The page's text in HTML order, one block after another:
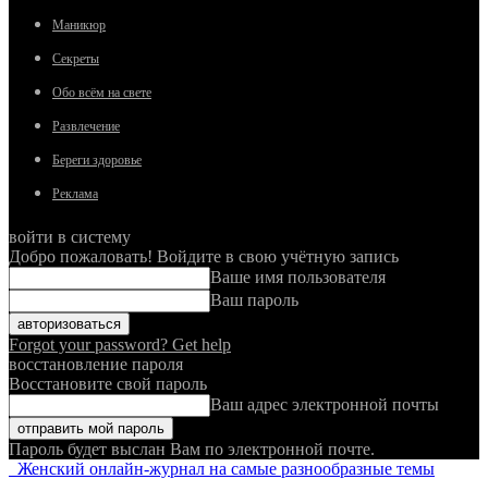
Маникюр
Секреты
Обо всём на свете
Развлечение
Береги здоровье
Реклама
войти в систему
Добро пожаловать! Войдите в свою учётную запись
Ваше имя пользователя
Ваш пароль
Forgot your password? Get help
восстановление пароля
Восстановите свой пароль
Ваш адрес электронной почты
Пароль будет выслан Вам по электронной почте.
Женский онлайн-журнал на самые разнообразные темы